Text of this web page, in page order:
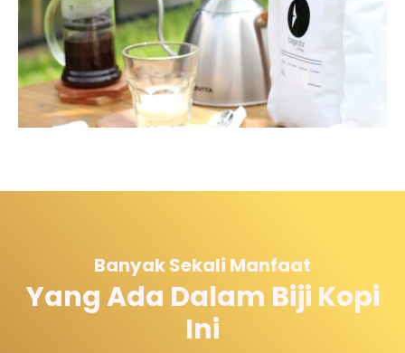
Banyak Sekali Manfaat
Yang Ada Dalam Biji Kopi
Ini